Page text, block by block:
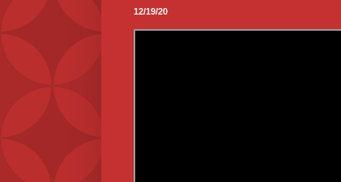
12/19/20